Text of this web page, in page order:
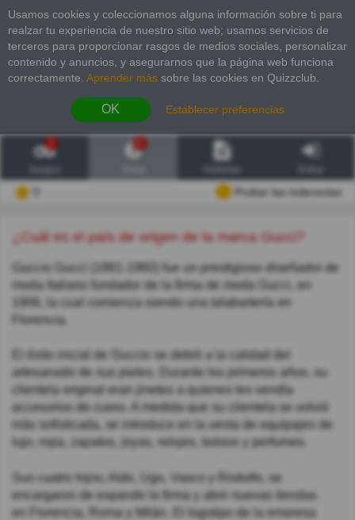
Usamos cookies y coleccionamos alguna información sobre ti para
realzar tu experiencia de nuestro sitio web; usamos servicios de
terceros para proporcionar rasgos de medios sociales, personalizar
contenido y anuncios, y asegurarnos que la página web funciona
correctamente. Aprender más sobre las cookies en Quizzclub.
OK Establecer preferencias
2
Probar las inderectas
¿Cuál es el país de origen de la marca Gucci?
Guccio Gucci (1881-1960) fue un prestigioso diseñador de
moda Italiano fundador de la firma de moda Gucci, en
1906, la cual comienza siendo una talabartería en
Florencia.
El éxito inicial de Guccio se debió a la calidad del
artesanado de sus pieles. Durante los primeros años, su
clientela original eran jinetes a quienes les vendía
accesorios de cuero. A medida que su clientela se volvió
más sofisticada, se introduce en la venta de equipajes de
lujo, ropa, zapatos, joyas, relojes, bolsos y perfumes.
Sus cuatro hijos; Aldo, Ugo, Vasco y Rodolfo, se
encargaron de expandir la firma y abrir nuevas tiendas
en Florencia, Roma y Milán. El logotipo de la emoresa